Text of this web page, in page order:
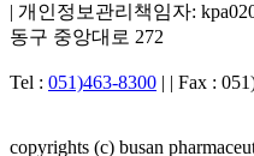
| 개인정보관리책임자:
동구 중앙대로 272
Tel : 051)463-8300 | | Fax :
copyrights (c) busan